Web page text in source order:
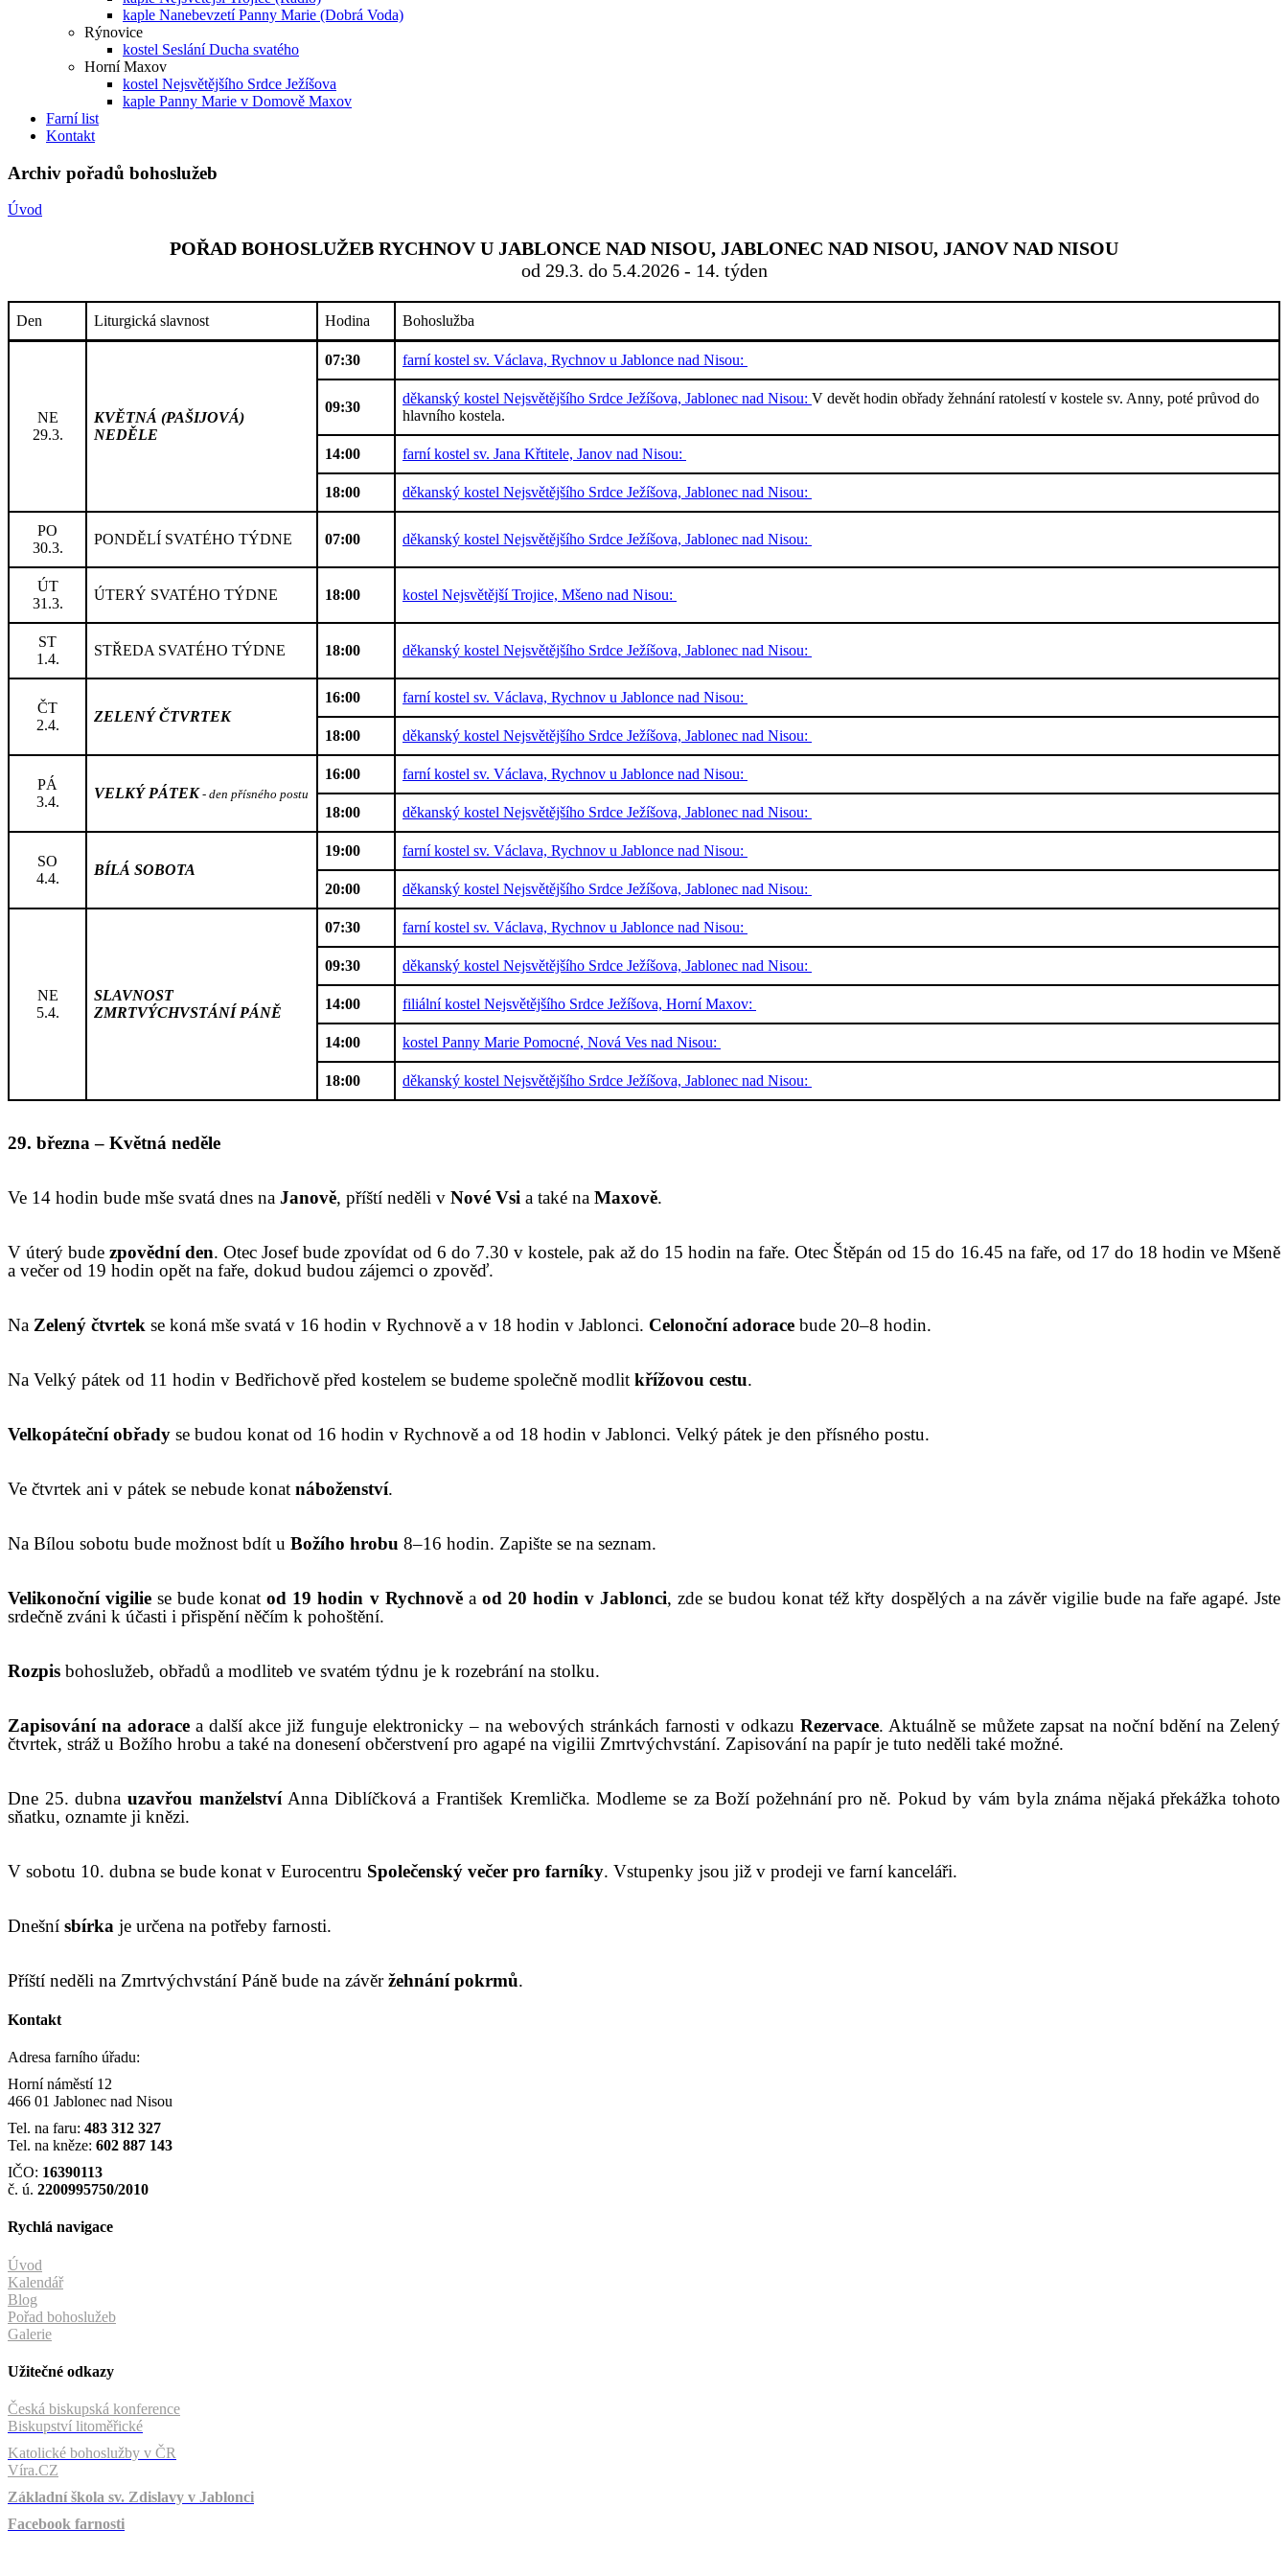
kaple Nanebevzetí Panny Marie (Dobrá Voda)
Rýnovice
kostel Seslání Ducha svatého
Horní Maxov
kostel Nejsvětějšího Srdce Ježíšova
kaple Panny Marie v Domově Maxov
Farní list
Kontakt
Archiv pořadů bohoslužeb
Úvod
POŘAD BOHOSLUŽEB RYCHNOV U JABLONCE NAD NISOU, JABLONEC NAD NISOU, JANOV NAD NISOU
od 29.3. do 5.4.2026 - 14. týden
Den Liturgická slavnost Hodina Bohoslužba
NE
29.3.
KVĚTNÁ (PAŠIJOVÁ)
NEDĚLE
07:30 farní kostel sv. Václava, Rychnov u Jablonce nad Nisou:
09:30
děkanský kostel Nejsvětějšího Srdce Ježíšova, Jablonec nad Nisou: V devět hodin obřady žehnání ratolestí v kostele sv. Anny, poté průvod do
hlavního kostela.
14:00 farní kostel sv. Jana Křtitele, Janov nad Nisou:
18:00 děkanský kostel Nejsvětějšího Srdce Ježíšova, Jablonec nad Nisou:
PO
30.3.
PONDĚLÍ SVATÉHO TÝDNE 07:00 děkanský kostel Nejsvětějšího Srdce Ježíšova, Jablonec nad Nisou:
ÚT
31.3.
ÚTERÝ SVATÉHO TÝDNE 18:00 kostel Nejsvětější Trojice, Mšeno nad Nisou:
ST
1.4.
STŘEDA SVATÉHO TÝDNE 18:00 děkanský kostel Nejsvětějšího Srdce Ježíšova, Jablonec nad Nisou:
ČT
2.4.
ZELENÝ ČTVRTEK
16:00 farní kostel sv. Václava, Rychnov u Jablonce nad Nisou:
18:00 děkanský kostel Nejsvětějšího Srdce Ježíšova, Jablonec nad Nisou:
PÁ
3.4.
VELKÝ PÁTEK - den přísného postu
16:00 farní kostel sv. Václava, Rychnov u Jablonce nad Nisou:
18:00 děkanský kostel Nejsvětějšího Srdce Ježíšova, Jablonec nad Nisou:
SO
4.4.
BÍLÁ SOBOTA
19:00 farní kostel sv. Václava, Rychnov u Jablonce nad Nisou:
20:00 děkanský kostel Nejsvětějšího Srdce Ježíšova, Jablonec nad Nisou:
NE
5.4.
SLAVNOST
ZMRTVÝCHVSTÁNÍ PÁNĚ
07:30 farní kostel sv. Václava, Rychnov u Jablonce nad Nisou:
09:30 děkanský kostel Nejsvětějšího Srdce Ježíšova, Jablonec nad Nisou:
14:00 filiální kostel Nejsvětějšího Srdce Ježíšova, Horní Maxov:
14:00 kostel Panny Marie Pomocné, Nová Ves nad Nisou:
18:00 děkanský kostel Nejsvětějšího Srdce Ježíšova, Jablonec nad Nisou:
29. března– Květná neděle
Ve 14 hodin bude mše svatá dnes na Janově, příští neděli v Nové Vsi a také na Maxově.
V úterý bude zpovědní den.Otec Josef bude zpovídat od 6 do 7.30 v kostele, pak až do 15 hodin na faře. Otec Štěpán od 15 do 16.45 na faře, od17 do 18 hodin ve Mšeně
a večerod 19 hodin opět na faře, dokud budou zájemci o zpověď.
Na Zelený čtvrtek se koná mše svatá v 16 hodin v Rychnově a v 18 hodin v Jablonci. Celonoční adorace bude 20–8 hodin.
Na Velký pátek od 11 hodin v Bedřichově před kostelem se budeme společně modlit křížovou cestu.
Velkopáteční obřady se budou konat od 16 hodin v Rychnově a od 18 hodin v Jablonci. Velký pátek je den přísného postu.
Ve čtvrtek ani v pátek se nebude konat náboženství.
Na Bílou sobotu bude možnost bdít u Božího hrobu 8–16 hodin. Zapište se na seznam.
Velikonoční vigilie se bude konatod 19 hodin v Rychnověa od 20 hodin v Jablonci, zde se budou konat též křty dospělých a na závěr vigilie bude na faře agapé. Jste
srdečně zváni k účasti i přispění něčím k pohoštění.
Rozpis bohoslužeb, obřadů a modliteb ve svatém týdnu je k rozebrání na stolku.
Zapisování na adorace a další akce již funguje elektronicky – na webových stránkách farnosti v odkazuRezervace. Aktuálně se můžete zapsat na noční bdění na Zelený
čtvrtek, stráž u Božího hrobu a také na donesení občerstvení pro agapé na vigilii Zmrtvýchvstání. Zapisování na papírje tuto neděli také možné.
Dne 25. dubna uzavřou manželstvíAnna Diblíčková a František Kremlička.Modleme se za Boží požehnání pro ně. Pokud by vám byla známa nějaká překážka tohoto
sňatku, oznamte ji knězi.
V sobotu 10. dubna se bude konat v Eurocentru Společenský večer pro farníky. Vstupenky jsou již v prodeji ve farní kanceláři.
Dnešní sbírka je určena na potřeby farnosti.
Příští neděli na Zmrtvýchvstání Páně bude na závěržehnání pokrmů.
Kontakt
Adresa farního úřadu:
Horní náměstí 12
466 01 Jablonec nad Nisou
Tel. na faru: 483 312 327
Tel. na kněze: 602 887 143
IČO: 16390113
č. ú. 2200995750/2010
Rychlá navigace
Úvod
Kalendář
Blog
Pořad bohoslužeb
Galerie
Užitečné odkazy
Česká biskupská konference
Biskupství litoměřické
Katolické bohoslužby v ČR
Víra.CZ
Základní škola sv. Zdislavy v Jablonci
Facebook farnosti